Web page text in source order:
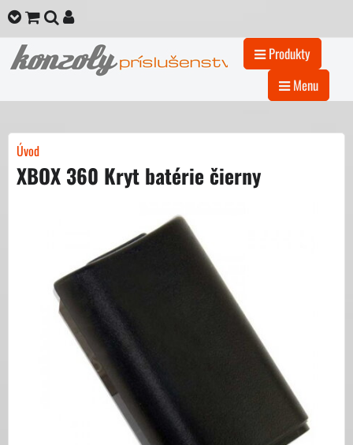
Produkty
Menu
Úvod
XBOX 360 Kryt batérie čierny